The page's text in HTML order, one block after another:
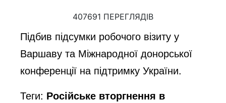
y
V
i
407691 ПЕРЕГЛЯДІВ
Підбив підсумки робочого візиту у
Варшаву та Міжнародної донорської
конференції на підтримку України.
Теги: Російське вторгнення в